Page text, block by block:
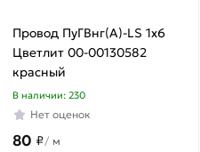
Провод ПуГВнг(А)-LS 1х6
Цветлит 00-00130582
красный
В наличии: 230
Нет оценок
80 ₽/ м